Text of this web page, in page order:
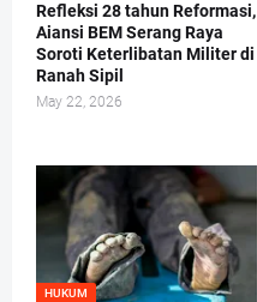
Refleksi 28 tahun Reformasi,
Aiansi BEM Serang Raya
Soroti Keterlibatan Militer di
Ranah Sipil
May 22, 2026
HUKUM